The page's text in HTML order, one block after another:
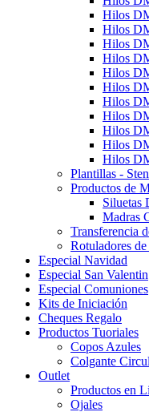
Hilos
Hilos
Hilos
Hilos
Hilos
Hilos
Hilos
Hilos
Hilos
Hilos
Hilos
Plantillas -
Productos de
Siluetas
Madras
Transferencia
Rotuladores
Especial Navidad
Especial San Valentin
Especial Comuniones
Kits de Iniciación
Cheques Regalo
Productos Tuoriales
Copos Azules
Colgante
Outlet
Productos en
Ojales